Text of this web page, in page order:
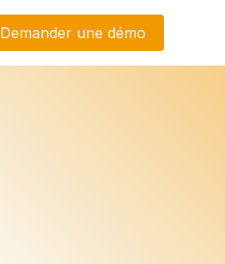
Demander une démo